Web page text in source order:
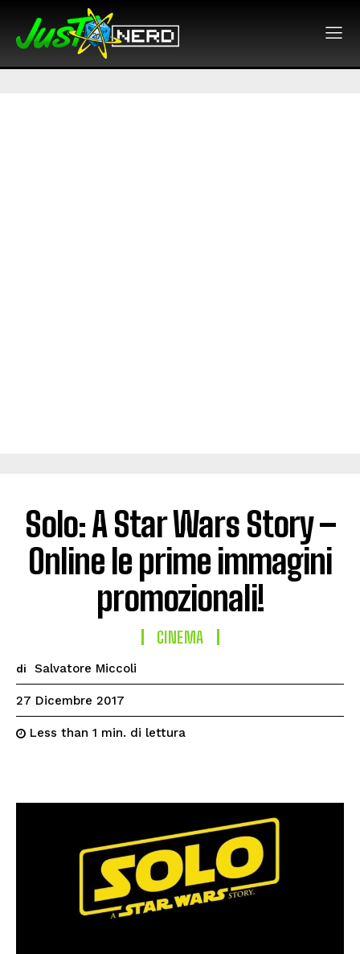
Solo: A Star Wars Story –
Online le prime immagini
promozionali!
CINEMA
di Salvatore Miccoli
27 Dicembre 2017
Less than 1 min. di lettura